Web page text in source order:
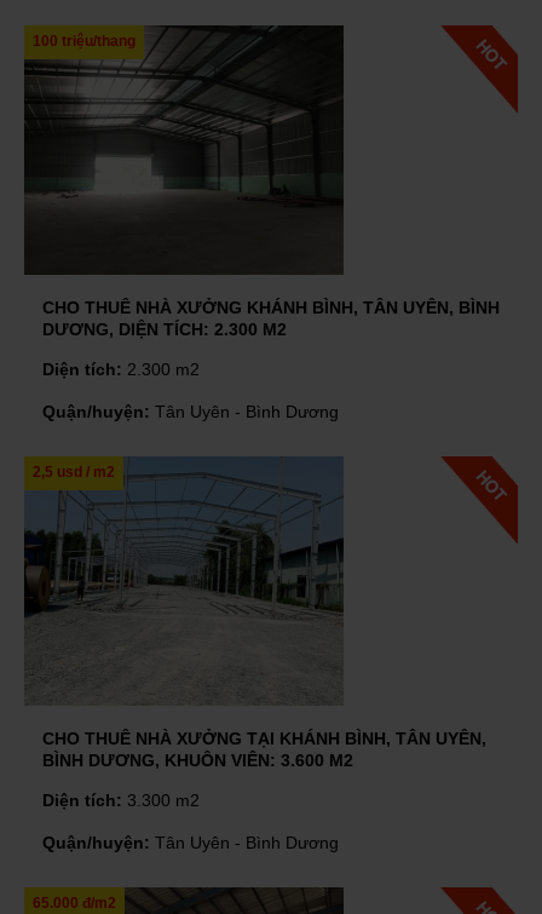
100 triệu/thang
CHO THUÊ NHÀ XƯỞNG KHÁNH BÌNH, TÂN UYÊN, BÌNH
DƯƠNG, DIỆN TÍCH: 2.300 M2
Diện tích: 2.300 m2
Quận/huyện: Tân Uyên - Bình Dương
2,5 usd / m2
CHO THUÊ NHÀ XƯỞNG TẠI KHÁNH BÌNH, TÂN UYÊN,
BÌNH DƯƠNG, KHUÔN VIÊN: 3.600 M2
Diện tích: 3.300 m2
Quận/huyện: Tân Uyên - Bình Dương
65.000 đ/m2